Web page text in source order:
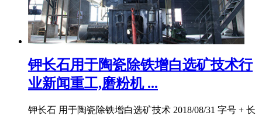
钾长石用于陶瓷除铁增白选矿技术行
业新闻重工,磨粉机 ...
钾长石 用于陶瓷除铁增白选矿技术 2018/08/31 字号 + 长